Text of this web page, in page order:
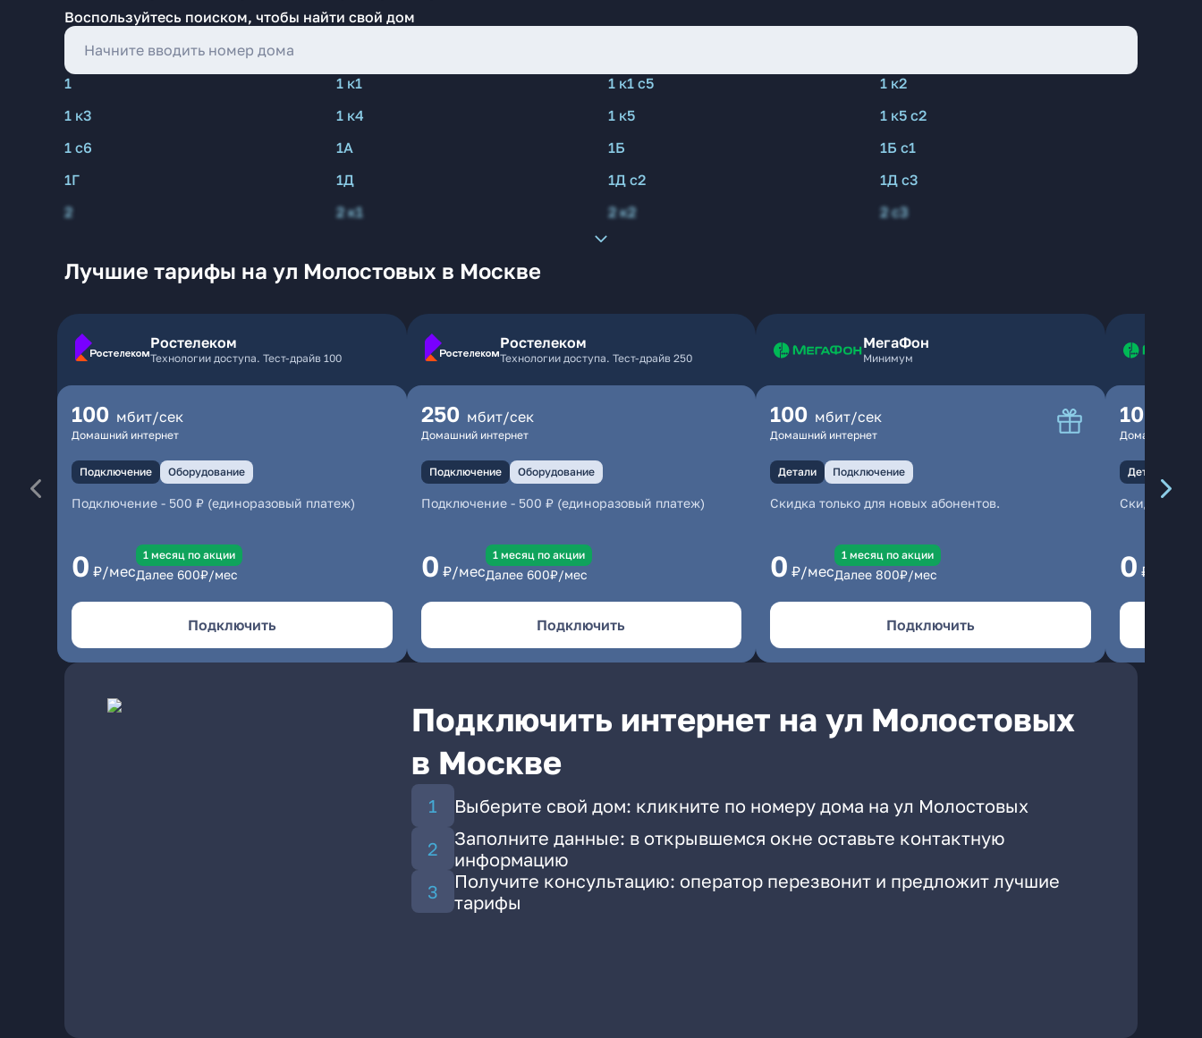
Воспользуйтесь поиском, чтобы найти свой дом
1 1 к1 1 к1 с5
1 к2
1 к3
1 к4 1 к5
1 к5 с2
1 с6
1А 1Б
1Б с1
1Г
1Д 1Д с2
1Д с3
2
2 к1 2 к2 2 с3
Лучшие тарифы на ул Молостовых в Москве
Ростелеком
Технологии доступа. Тест-драйв 100
100 мбит/сек
Домашний интернет
Подключение Оборудование
Подключение - 500 ₽ (единоразовый платеж)
0 ₽/мес
1 месяц по акции
Далее 600₽/мес
Подключить
Ростелеком
Технологии доступа. Тест-драйв 250
250 мбит/сек
Домашний интернет
Подключение Оборудование
Подключение- 500 ₽ (единоразовый платеж)
0 ₽/мес
1 месяц по акции
Далее 600₽/мес
Подключить
МегаФон
Минимум
100 мбит/сек
Домашний интернет
Детали Подключение
Скидка только для новых абонентов.
0 ₽/мес
1 месяц по акции
Далее 800₽/мес
Подключить
100
Домашний
Детали
Скидка
0 ₽/мес
Подключить интернет на ул Молостовых
в Москве
Выберите свой дом: кликните по номеру дома на ул Молостовых
Заполните данные: в открывшемся окне оставьте контактную
информацию
Получите консультацию: оператор перезвонит и предложит лучшие
тарифы